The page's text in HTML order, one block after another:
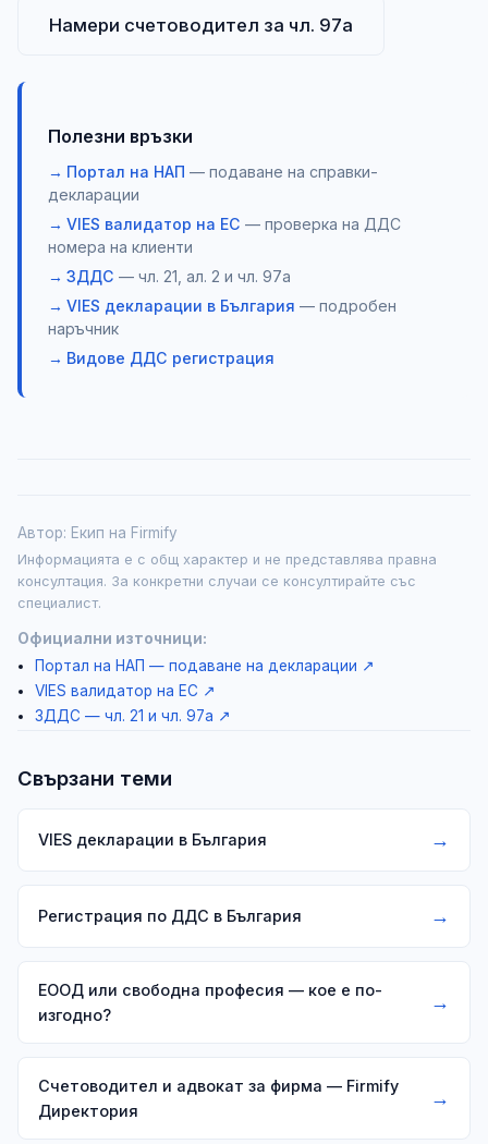
Намери счетоводител за чл. 97а
Полезни връзки
Портал на НАП — подаване на справки-
декларации
VIES валидатор на ЕС — проверка на ДДС
номера на клиенти
ЗДДС — чл. 21, ал. 2 и чл. 97а
VIES декларации в България — подробен
наръчник
Видове ДДС регистрация
Автор: Екип на Firmify
Информацията е с общ характер и не представлява правна
консултация. За конкретни случаи се консултирайте със
специалист.
Официални източници:
Портал на НАП — подаване на декларации ↗
VIES валидатор на ЕС ↗
ЗДДС — чл. 21 и чл. 97а ↗
Свързани теми
VIES декларации в България →
Регистрация по ДДС в България →
ЕООД или свободна професия — кое е по-
изгодно?
→
Счетоводител и адвокат за фирма — Firmify
Директория
→